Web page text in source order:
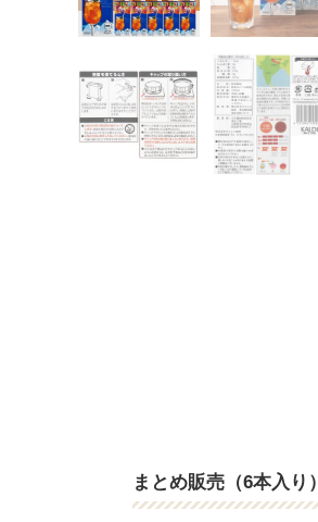
まとめ販売（6本入り）